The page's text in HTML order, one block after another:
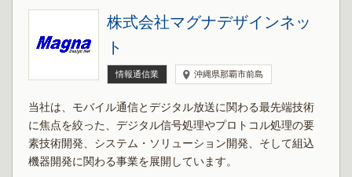
株式会社マグナデザインネッ
ト
情報通信業 沖縄県那覇市前島
当社は、モバイル通信とデジタル放送に関わる最先端技術
に焦点を絞った、デジタル信号処理やプロトコル処理の要
素技術開発、システム・ソリューション開発、そして組込
機器開発に関わる事業を展開しています。